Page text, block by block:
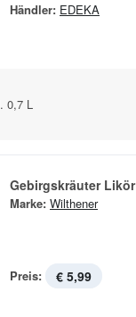
Händler: EDEKA
0,7 L
Gebirgskräuter Likör
Marke: Wilthener
Preis: € 5,99